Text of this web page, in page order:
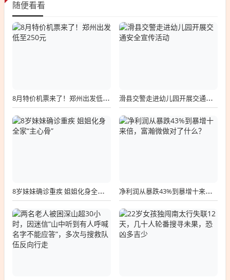
随便看看
8月特价机票来了！郑州出发低至250元 滑县交警走进幼儿园开展交通安全宣传活动
8岁妹妹确诊重疾 姐姐化身全家“主心骨” 净利润从暴跌43%到暴增十来倍，富瀚微做对了什么？